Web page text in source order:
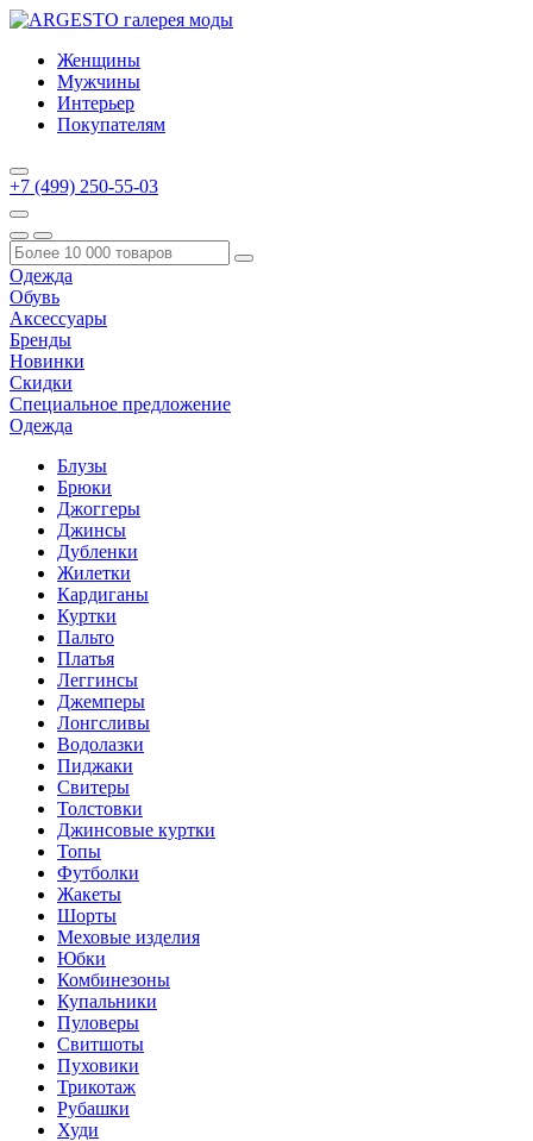
Женщины
Мужчины
Интерьер
Покупателям
+7 (499) 250-55-03
Одежда
Обувь
Аксессуары
Бренды
Новинки
Скидки
Специальное предложение
Одежда
Блузы
Брюки
Джоггеры
Джинсы
Дубленки
Жилетки
Кардиганы
Куртки
Пальто
Платья
Леггинсы
Джемперы
Лонгсливы
Водолазки
Пиджаки
Свитеры
Толстовки
Джинсовые куртки
Топы
Футболки
Жакеты
Шорты
Меховые изделия
Юбки
Комбинезоны
Купальники
Пуловеры
Свитшоты
Пуховики
Трикотаж
Рубашки
Худи